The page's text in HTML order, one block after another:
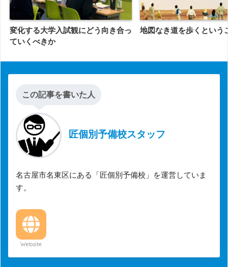
変化する大学入試観にどう向き合っ
ていくべきか
地図なき道を歩くという
この記事を書いた人
匠個別予備校スタッフ
名古屋市名東区にある「匠個別予備校」を運営していま
す。
Website